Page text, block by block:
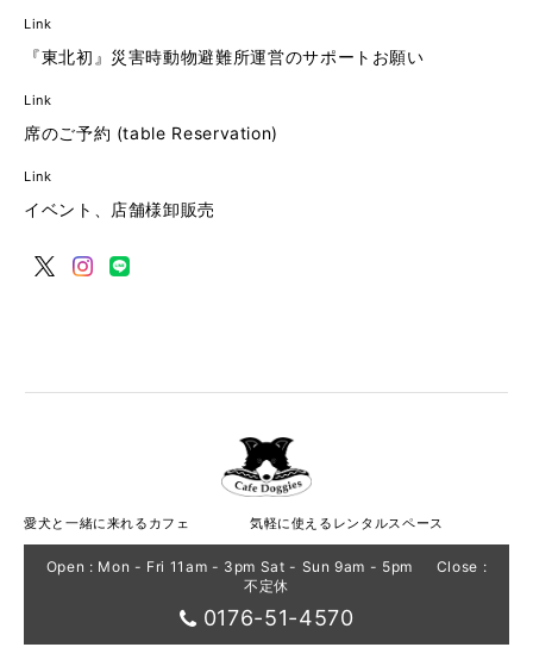
Link
『東北初』災害時動物避難所運営のサポートお願い
Link
席のご予約 (table Reservation)
Link
イベント、店舗様卸販売
愛犬と一緒に来れるカフェ 気軽に使えるレンタルスペース
Open : Mon - Fri 11am - 3pm Sat - Sun 9am - 5pm Close :
不定休
0176-51-4570